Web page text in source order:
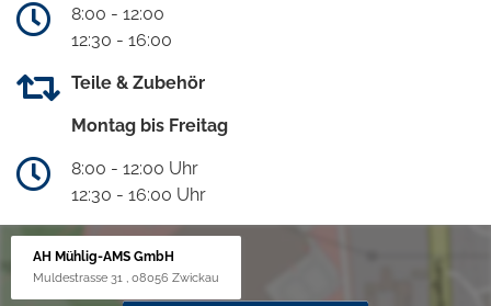
8:00 - 12:00
12:30 - 16:00
Teile & Zubehör
Montag bis Freitag
8:00 - 12:00 Uhr
12:30 - 16:00 Uhr
AH Mühlig-AMS GmbH
Muldestrasse 31 , 08056 Zwickau